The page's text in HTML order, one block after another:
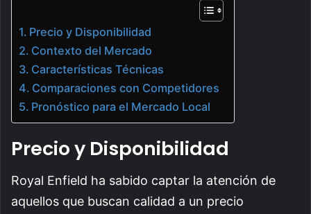
Precio y Disponibilidad
Contexto del Mercado
Características Técnicas
Comparaciones con Competidores
Pronóstico para el Mercado Local
Precio y Disponibilidad
Royal Enfield ha sabido captar la atención de
aquellos que buscan calidad a un precio